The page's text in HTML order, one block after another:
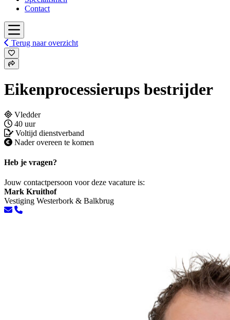
Contact
Terug naar overzicht
Eikenprocessierups bestrijder
Vledder
40 uur
Voltijd dienstverband
Nader overeen te komen
Heb je vragen?
Jouw contactpersoon voor deze vacature is:
Mark Kruithof
Vestiging Westerbork & Balkbrug